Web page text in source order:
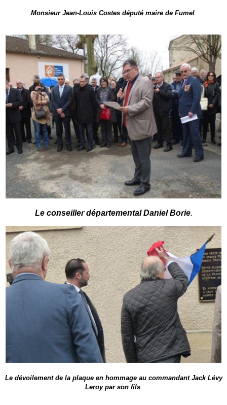
Monsieur Jean-Louis Costes député maire de Fumel.
Le conseiller départemental Daniel Borie.
Le dévoilement de la plaque en hommage au commandant Jack Lévy
Leroy par son fils.